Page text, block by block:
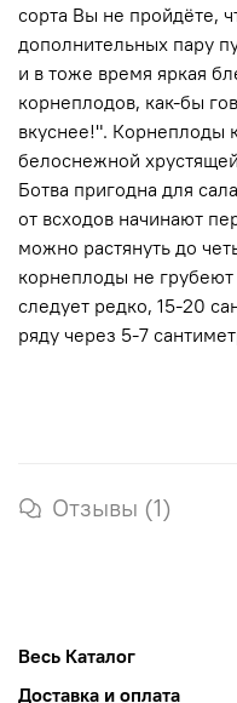
сорта Вы не пройдёте,
дополнительных пару
и в тоже время яркая
корнеплодов, как-бы
вкуснее!". Корнеплоды
белоснежной
Ботва пригодна для
от всходов начинают
можно растянуть до
корнеплоды не грубеют
следует редко, 15-20
ряду через 5-7
Отзывы (1)
Весь Каталог
Доставка и оплата